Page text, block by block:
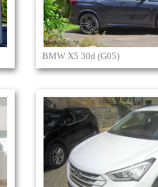
BMW X5 30d (G05)